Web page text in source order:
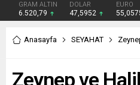
GRAM ALTIN
6.520,79
DOLAR
47,5952
EURO
Anasayfa SEYAHAT
Zeynep ve